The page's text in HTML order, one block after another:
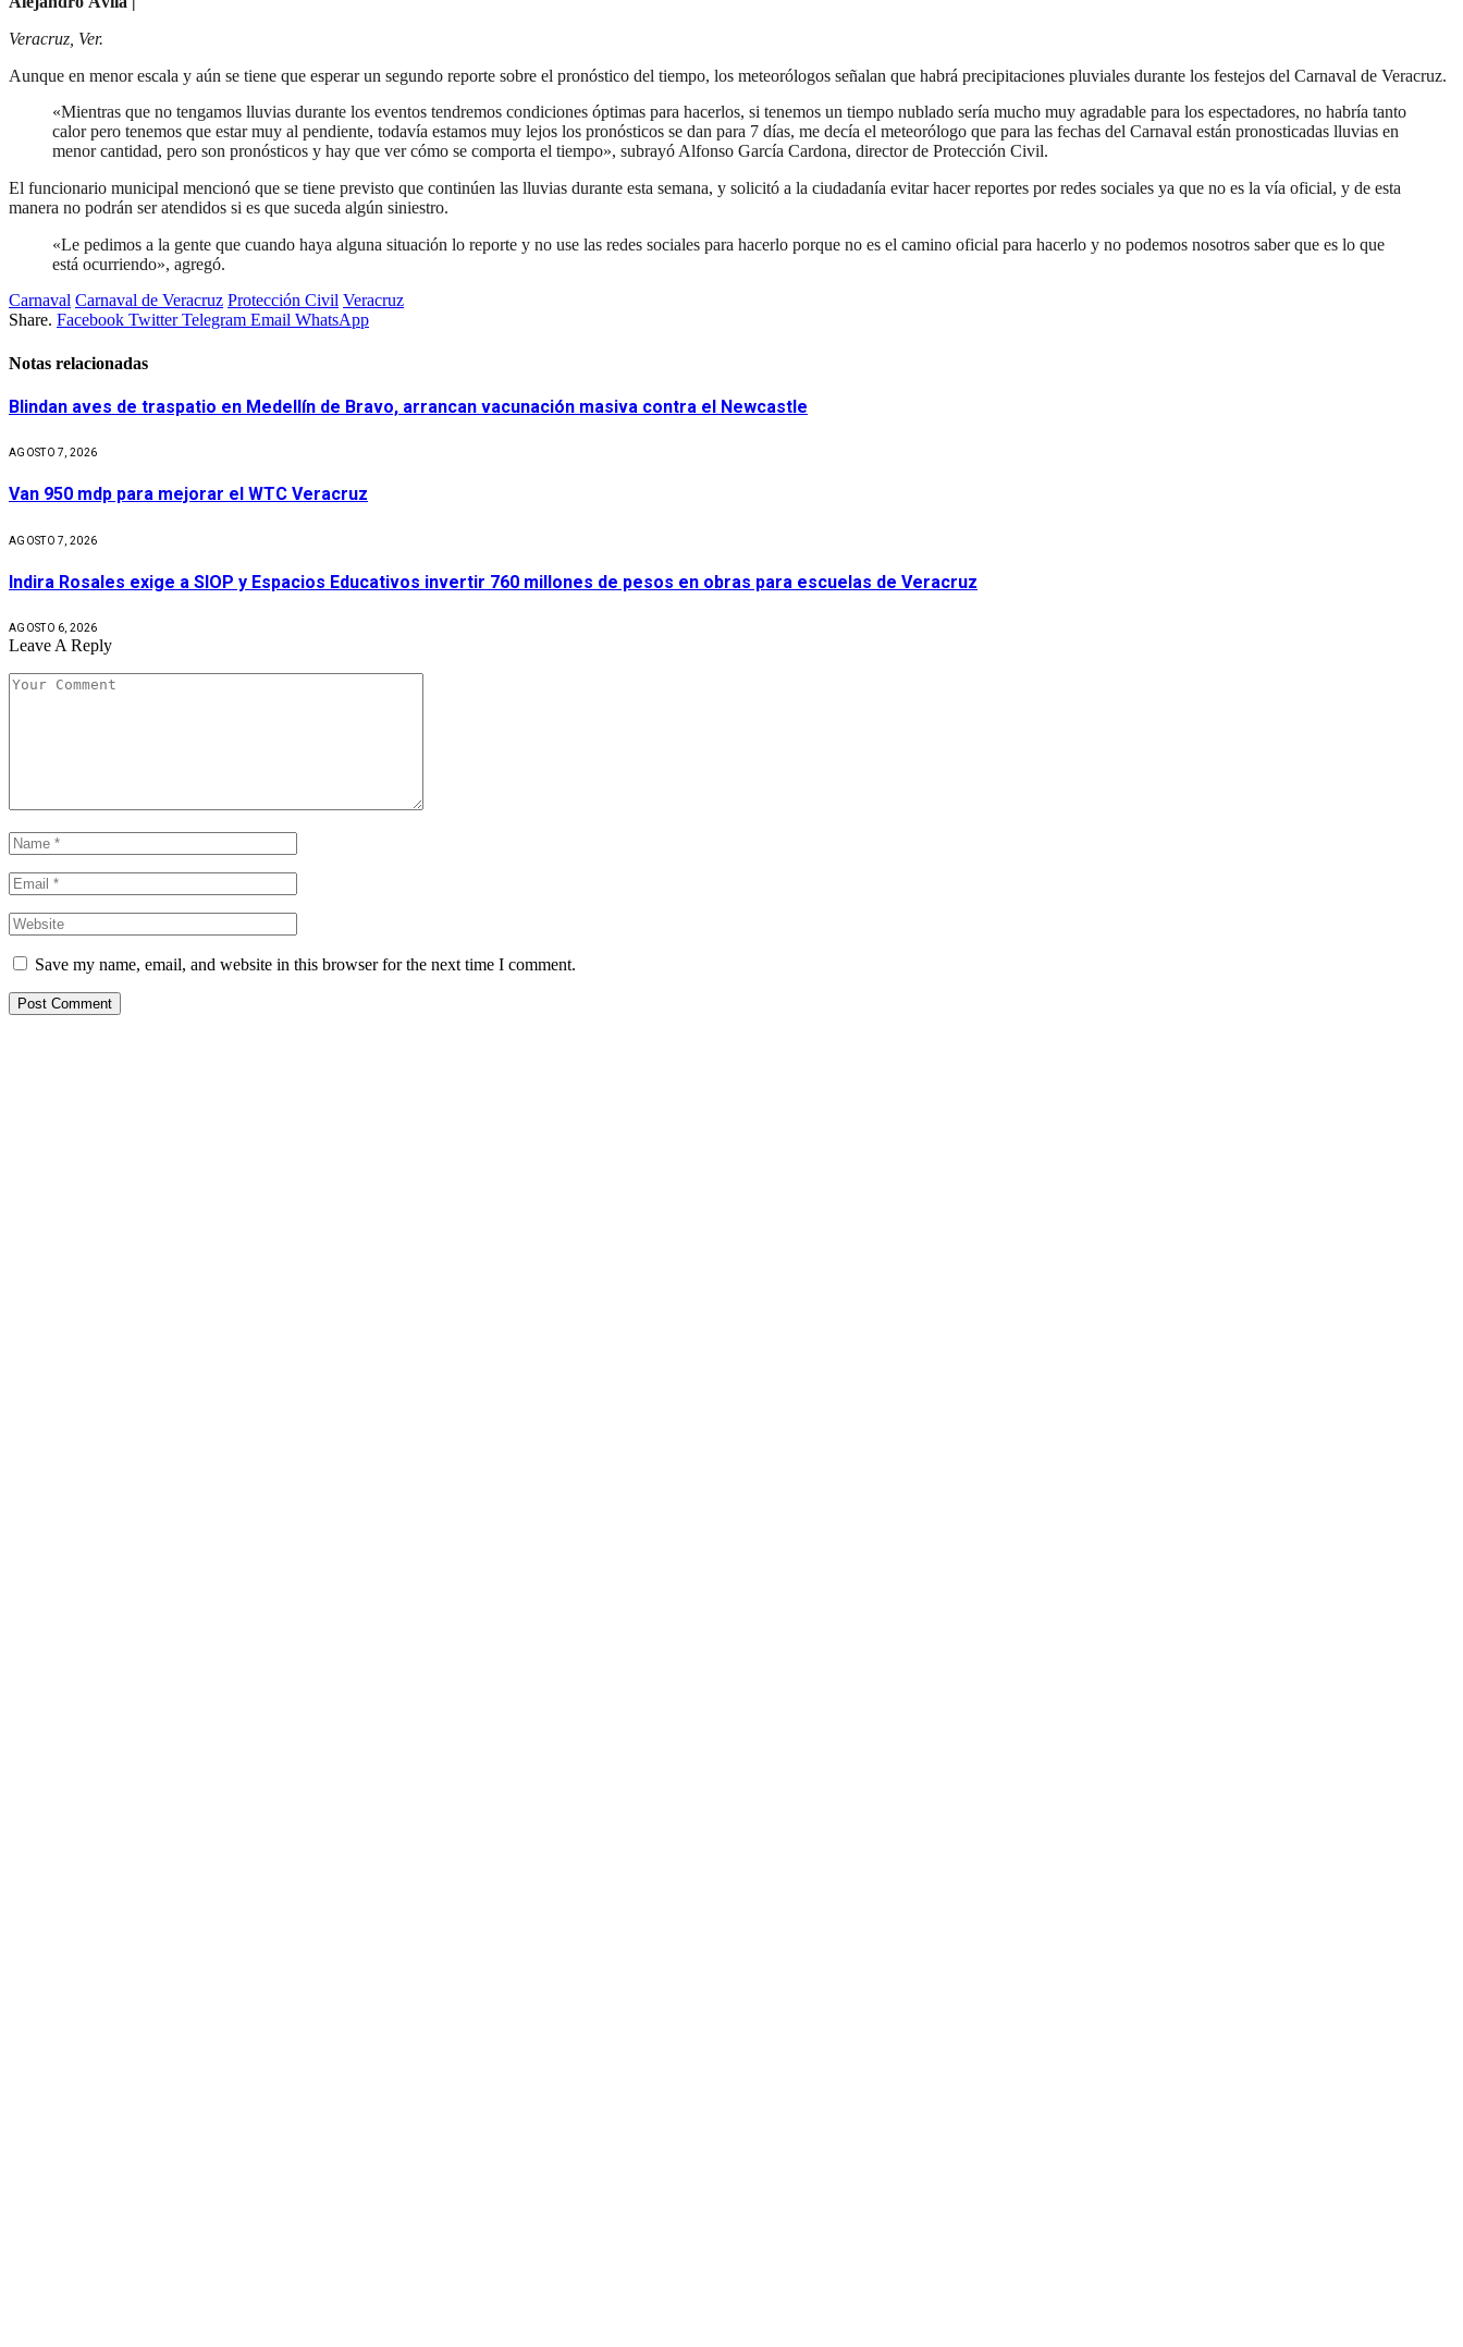
Veracruz, Ver.
Aunque en menor escala y aún se tiene que esperar un segundo reporte sobre el pronóstico del tiempo, los meteorólogos señalan que habrá precipitaciones pluviales durante los festejos del Carnaval de Veracruz.
«Mientras que no tengamos lluvias durante los eventos tendremos condiciones óptimas para hacerlos, si tenemos un tiempo nublado sería mucho muy agradable para los espectadores, no habría tanto
calor pero tenemos que estar muy al pendiente, todavía estamos muy lejos los pronósticos se dan para 7 días, me decía el meteorólogo que para las fechas del Carnaval están pronosticadas lluvias en
menor cantidad, pero son pronósticos y hay que ver cómo se comporta el tiempo», subrayó Alfonso García Cardona, director de Protección Civil.
El funcionario municipal mencionó que se tiene previsto que continúen las lluvias durante esta semana, y solicitó a la ciudadanía evitar hacer reportes por redes sociales ya que no es la vía oficial, y de esta
manera no podrán ser atendidos si es que suceda algún siniestro.
«Le pedimos a la gente que cuando haya alguna situación lo reporte y no use las redes sociales para hacerlo porque no es el camino oficial para hacerlo y no podemos nosotros saber que es lo que
está ocurriendo», agregó.
Carnaval Carnaval de Veracruz Protección Civil Veracruz
Share. Facebook Twitter Telegram Email WhatsApp
Notas relacionadas
Blindan aves de traspatio en Medellín de Bravo, arrancan vacunación masiva contra el Newcastle
AGOSTO 7, 2026
Van 950 mdp para mejorar el WTC Veracruz
AGOSTO 7, 2026
Indira Rosales exige a SIOP y Espacios Educativos invertir 760 millones de pesos en obras para escuelas de Veracruz
AGOSTO 6, 2026
Leave A Reply
Save my name, email, and website in this browser for the next time I comment.